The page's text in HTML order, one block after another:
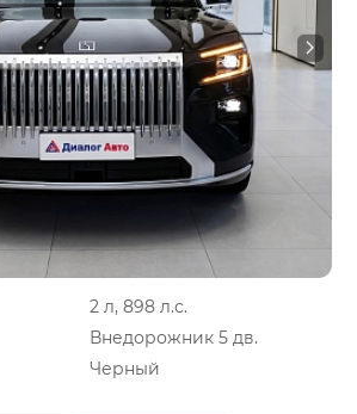
2 л, 898 л.с.
Внедорожник 5 дв.
Черный